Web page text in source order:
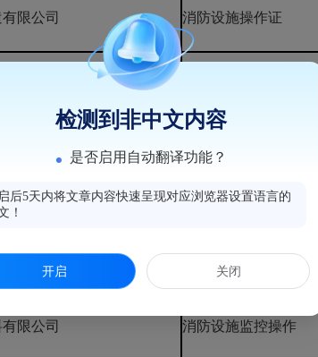
限公司 消防设施操作证
司
限公司 消防设施操作员
务有限公司
限公司 消防设施监控操作
检测到非中文内容
是否启用自动翻译功能？
后5天内将文章内容快速呈现对应浏览器设置语言的
！
开启 关闭